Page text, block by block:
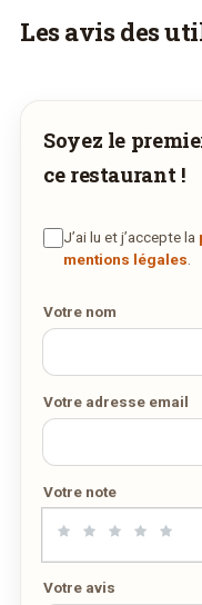
Filet de boeuf
Vous
Demandez-lui
Les avis des
Soyez le
ce restaurant !
J’ai lu et j’accepte la
mentions légales
Votre nom
Votre adresse email
Votre note
Votre avis